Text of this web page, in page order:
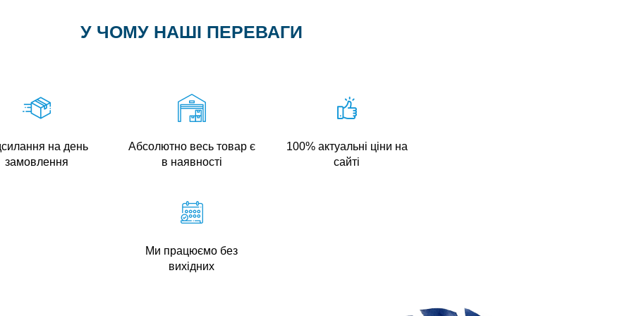
У ЧОМУ НАШІ ПЕРЕВАГИ
на день
замовлення
Абсолютно весь товар є
в наявності
100% актуальні ціни на
сайті
Ми працюємо без
вихідних